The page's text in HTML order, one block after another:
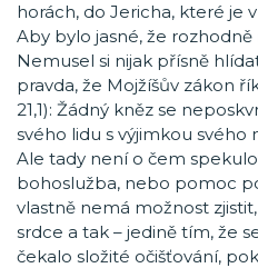
horách, do Jericha, které je
Aby bylo jasné, že
Nemusel si nijak přísně
pravda, že Mojžíšův zákon
21,1): Žádný kněz se
svého lidu s výjimkou
Ale tady není o čem
bohoslužba, nebo pomoc
vlastně nemá možnost
srdce a tak – jedině tím, že
čekalo složité očišťování,